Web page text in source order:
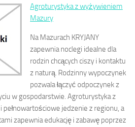
Agroturystyka z wyżywieniem
Mazury
Na Mazurach KRYJANY
zapewnia noclegi idealne dla
rodzin chcących ciszy i kontaktu
z naturą. Rodzinny wypoczynek
pozwala łączyć odpoczynek z
w gospodarstwie. Agroturystyka z
pełnowartościowe jedzenie z regionu, a
zapewnia edukację i zabawę poprzez